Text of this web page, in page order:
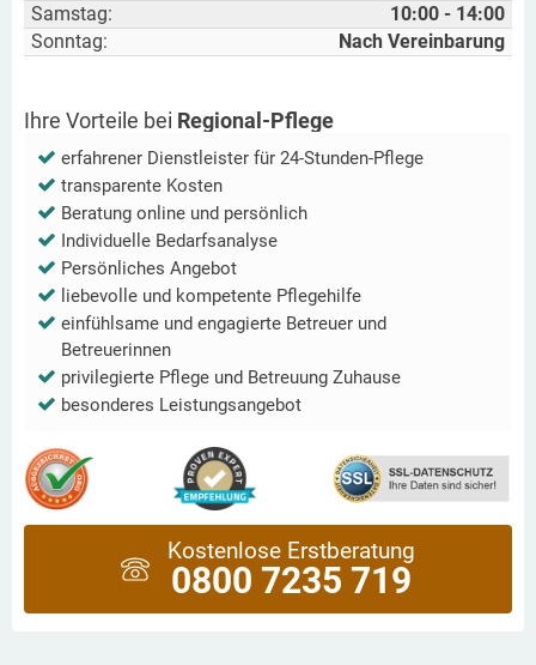
Samstag:
10:00 - 14:00
Sonntag:
Nach Vereinbarung
Ihre Vorteile bei Regional-Pflege
erfahrener Dienstleister für 24-Stunden-Pflege
transparente Kosten
Beratung online und persönlich
Individuelle Bedarfsanalyse
Persönliches Angebot
liebevolle und kompetente Pflegehilfe
einfühlsame und engagierte Betreuer und
Betreuerinnen
privilegierte Pflege und Betreuung Zuhause
besonderes Leistungsangebot
Kostenlose Erstberatung
0800 7235 719